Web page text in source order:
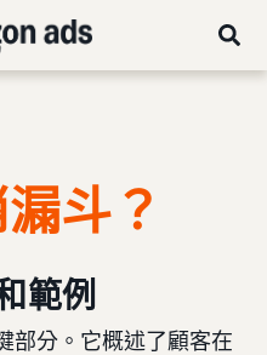
斗？
範例
部分。它概述了顧客在